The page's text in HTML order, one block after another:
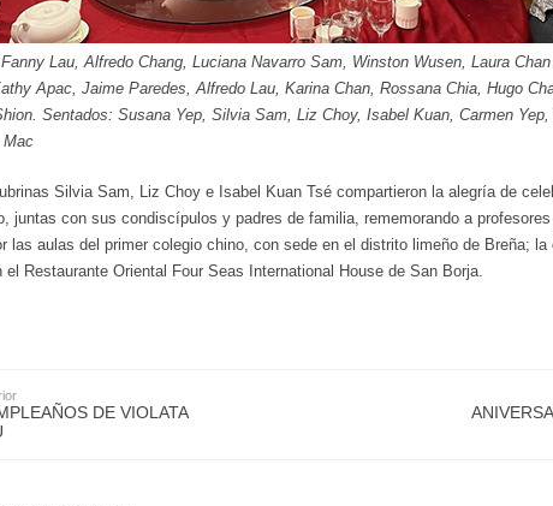
Lau, Alfredo Chang, Luciana Navarro Sam, Winston Wusen, Laura
Apac, Jaime Paredes, Alfredo Lau, Karina Chan, Rossana Chia, Hugo
Sentados: Susana Yep, Silvia Sam, Liz Choy, Isabel Kuan, Carmen Yep,
Mac
Silvia Sam, Liz Choy e Isabel Kuan Tsé compartieron la alegría de
juntas con sus condiscípulos y padres de familia, rememorando a
las aulas del primer colegio chino, con sede en el distrito limeño de Breña; la
el Restaurante Oriental Four Seas International House de San Borja.
DE VIOLATA